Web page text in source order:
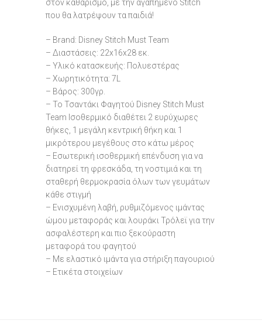
στον καθαρισμό, με την αγαπημένο Stitch
που θα λατρέψουν τα παιδιά!
– Brand: Disney Stitch Must Team
– Διαστάσεις: 22x16x28 εκ.
– Υλικό κατασκευής: Πολυεστέρας
– Χωρητικότητα: 7L
– Βάρος: 300γρ.
– Το Τσαντάκι Φαγητού Disney Stitch Must
Team Ισοθερμικό διαθέτει 2 ευρύχωρες
θήκες, 1 μεγάλη κεντρική θήκη και 1
μικρότερου μεγέθους στο κάτω μέρος
– Εσωτερική ισοθερμική επένδυση για να
διατηρεί τη φρεσκάδα, τη νοστιμιά και τη
σταθερή θερμοκρασία όλων των γευμάτων
κάθε στιγμή
– Ενισχυμένη λαβή, ρυθμιζόμενος ιμάντας
ώμου μεταφοράς και λουράκι Τρόλεϊ για την
ασφαλέστερη και πιο ξεκούραστη
μεταφορά του φαγητού
– Με ελαστικό ιμάντα για στήριξη παγουριού
– Ετικέτα στοιχείων